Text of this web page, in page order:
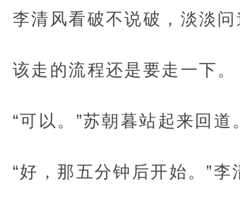
李清风看破不说破，淡淡
该走的流程还是要走一下。
“可以。”苏朝暮站起来回道
“好，那五分钟后开始。”李